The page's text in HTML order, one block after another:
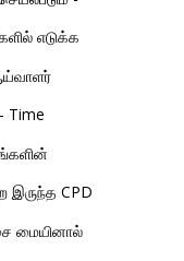
எடுக்க
Time
இருந்த CPD
மையினால்